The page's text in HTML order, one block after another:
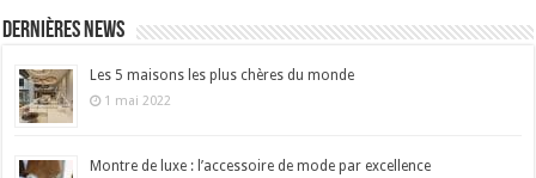
Dernières news
Les 5 maisons les plus chères du monde
1 mai 2022
Montre de luxe : l’accessoire de mode par excellence